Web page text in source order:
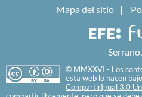
Mapa del sitio
© MMXXVI - Los
esta web lo hacen
CompartirIgual 3.0